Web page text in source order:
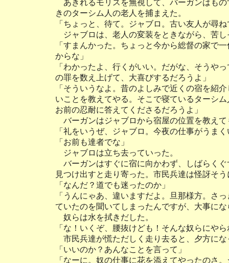
あきれるモリスを無視して、バーガンはも
きのターシム人の老人を捕まえた。
「ちょっと、待て。ジャブロ。古い友人が尋
ジャブロは、老人の変装をときながら、苦
「すまんかった。ちょっと今から総督の家で
からな」
「わかったよ、行くがいい。だがな、そうや
の罪を数え上げて、大喜びするだろうよ」
「そういうなよ。昔のよしみで近くの宿を紹
いことを教えてやる。そこで寝ているターシ
お前の忍耐に答えてくださるだろうよ」
バーガンはジャブロから宿屋の位置を教えて
「礼をいうぜ、ジャブロ。今夜の仕事がうま
「お前も達者でな」
ジャブロは立ち去っていった。
バーガンはすぐに宿に向かわず、しばらく
見つけ出すと走り寄った。市民兵達は怪訝そ
「なんだ？道でも迷ったのか」
「うんにゃあ、違いますだよ。旦那様方。さ
ていたのを聞いてしまったんですが、大事に
奴らは水を拭きだした。
「な！いくぞ、腰抜けども！そんな奴らにや
市民兵達が慌ただしく走り去ると、夕方に
「いいのか？あんなことを言って」
「なーに。奴の仕事に花を添えてやったのさ